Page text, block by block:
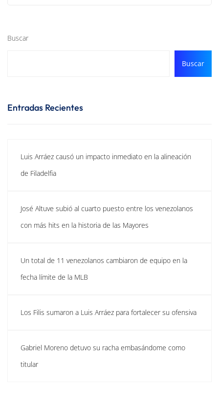
Buscar
Buscar
Entradas Recientes
Luis Arráez causó un impacto inmediato en la alineación
de Filadelfia
José Altuve subió al cuarto puesto entre los venezolanos
con más hits en la historia de las Mayores
Un total de 11 venezolanos cambiaron de equipo en la
fecha límite de la MLB
Los Filis sumaron a Luis Arráez para fortalecer su ofensiva
Gabriel Moreno detuvo su racha embasándome como
titular